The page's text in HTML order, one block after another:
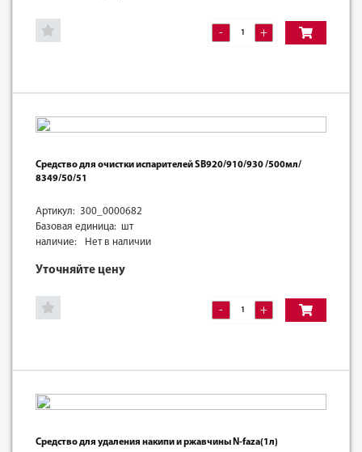
- +
Средство для очистки испарителей SB920/910/930 /500мл/
8349/50/51
Артикул: 300_0000682
Базовая единица: шт
наличие:
Нет в наличии
Уточняйте цену
- +
Средство для удаления накипи и ржавчины N-faza(1л)